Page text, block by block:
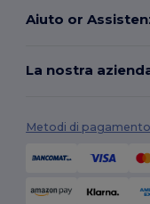
Aiuto or
La nostra
Metodi di pagamento